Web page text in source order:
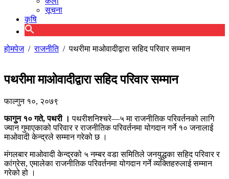
सूचना
कृषि
होमपेज/राजनीति/पथरीमा माओवादीद्वारा सहिद परिवार सम्मान
पथरीमा माओवादीद्वारा सहिद परिवार सम्मान
फाल्गुन १०, २०७९
फागुन १० गते, पथरी । पथरीशनिश्चरे—५ मा राजनीतिक परिवर्तनको लागि
ज्यान गुमाएकाको परिवार र राजनीतिक परिवर्तनमा योगदान गर्ने १० जनालाई
माओवादी केन्द्रले सम्मान गरेको छ ।
मंगलबार माओवादी केन्द्रको ५ नम्बर वडा समितिले जनयुद्धका सहिद परिवार र
कांग्रेस, एमालेका राजनीतिक परिवर्तनमा योगदान गर्ने व्यक्तिहरुलाई सम्मान
गरेको हो ।